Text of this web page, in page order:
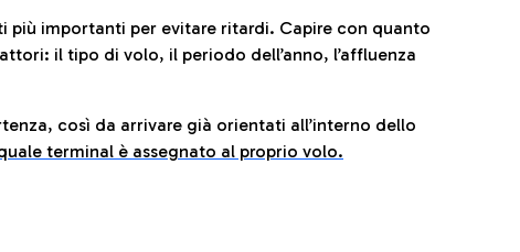
più importanti per evitare ritardi. Capire con quanto
il tipo di volo, il periodo dell’anno, l’affluenza
così da arrivare già orientati all’interno dello
terminal è assegnato al proprio volo.